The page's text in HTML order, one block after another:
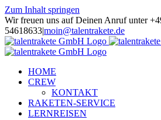
Zum Inhalt springen
Wir freuen uns auf Deinen Anruf unter
54618633|moin@talentrakete.de
HOME
CREW
KONTAKT
RAKETEN-SERVICE
LERNREISEN